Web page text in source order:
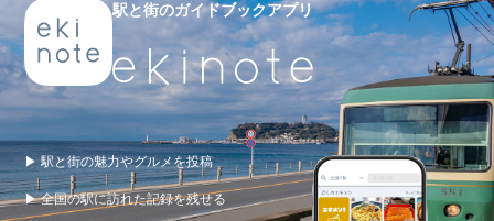
駅と街のガイドブックアプリ
▶ 駅と街の魅力やグルメを投稿
▶ 全国の駅に訪れた記録を残せる